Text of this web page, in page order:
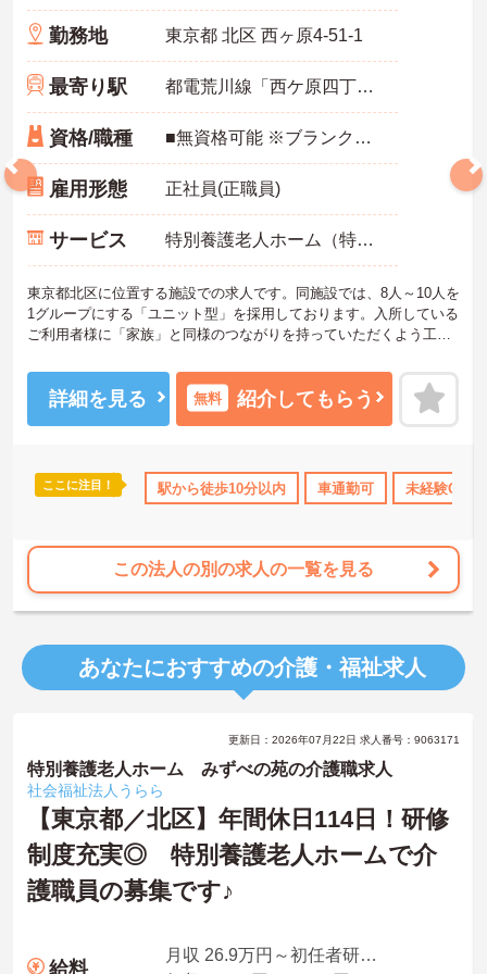
年間休日110日以上 産休･育休･介護休暇取得実績あり 社会保
勤務地 東京都 北区 西ヶ原4-51-1
最寄り駅 都電荒川線「西ケ原四丁目駅」徒歩5分
資格/職種 ■無資格可能 ※ブランク可※経験1年以上
雇用形態 正社員(正職員)
サービス 特別養護老人ホーム（特養）
東京都北区に位置する施設での求人です。同施設では、8人～10人を
1グループにする「ユニット型」を採用しております。入所している
ご利用者様に「家族」と同様のつながりを持っていただくよう工夫
様々なイベントがホームでの生活を彩っています。ご興味を持たれ
た方は面接対策ポイントや求人の詳細などお話しいたしますのでお
気軽にお問い合わせ下さい。
詳細を見る 無料 紹介してもらう
ここに注目！ 駅から徒歩10分以内 車通勤可 未経験OK
この法人の別の求人の一覧を見る
あなたにおすすめの介護・福祉求人
更新日：2026年07月22日 求人番号：9063171
特別養護老人ホーム みずべの苑の介護職求人
社会福祉法人うらら
【東京都／北区】年間休日114日！研修
制度充実◎ 特別養護老人ホームで介
護職員の募集です♪
給料
月収 26.9万円～初任者研修・夜勤4回の場合